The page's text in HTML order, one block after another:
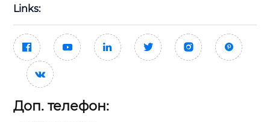
Links:
     

Доп. телефон: